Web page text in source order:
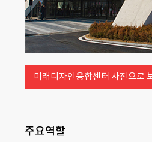
미래디자인융합센터 사진으로
주요역할